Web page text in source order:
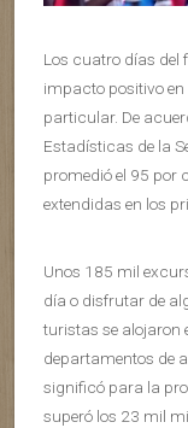
Los cuatro días del
impacto positivo
particular. De
Estadísticas de la
promedió el 95 por
extendidas en los
Unos 185 mil
día o disfrutar de
turistas se alojaron
departamentos de
significó para la
superó los 23 mil